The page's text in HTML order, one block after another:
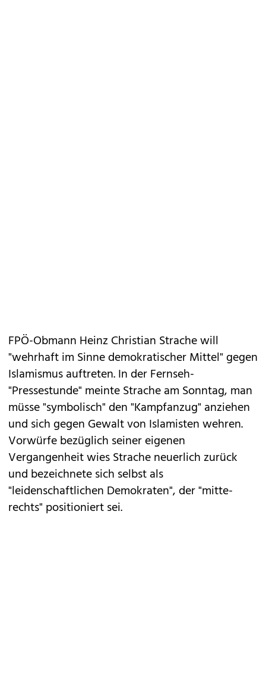
FPÖ-Obmann Heinz Christian Strache will
"wehrhaft im Sinne demokratischer Mittel" gegen
Islamismus auftreten. In der Fernseh-
"Pressestunde" meinte Strache am Sonntag, man
müsse "symbolisch" den "Kampfanzug" anziehen
und sich gegen Gewalt von Islamisten wehren.
Vorwürfe bezüglich seiner eigenen
Vergangenheit wies Strache neuerlich zurück
und bezeichnete sich selbst als
"leidenschaftlichen Demokraten", der "mitte-
rechts" positioniert sei.